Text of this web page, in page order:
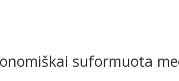
suformuota